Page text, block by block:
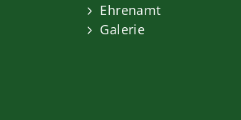
Ehrenamt
Galerie